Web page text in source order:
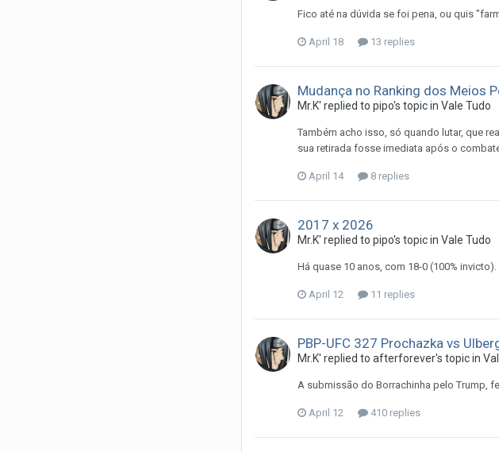
Fico até na dúvida se foi pena, ou quis
April 18 13 replies
Mudança no Ranking dos Meios
Mr.K' replied to pipo's topic in Vale Tudo
Também acho isso, só quando lutar, que
sua retirada fosse imediata após o
April 14 8 replies
2017 x 2026
Mr.K' replied to pipo's topic in Vale Tudo
Há quase 10 anos, com 18-0 (100%
April 12 11 replies
PBP-UFC 327 Prochazka vs
Mr.K' replied to afterforever's topic in
A submissão do Borrachinha pelo Trump,
April 12 410 replies